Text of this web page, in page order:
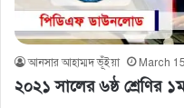
আনসার আহাম্মদ ভূঁইয়া March
২০২১ সালের ৬ষ্ঠ শ্রেণির